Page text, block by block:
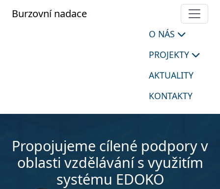
Burzovní nadace
O NÁS
PROJEKTY
AKTUALITY
KONTAKTY
Propojujeme cílené podpory v
oblasti vzdělávání s využitím
systému EDOKO